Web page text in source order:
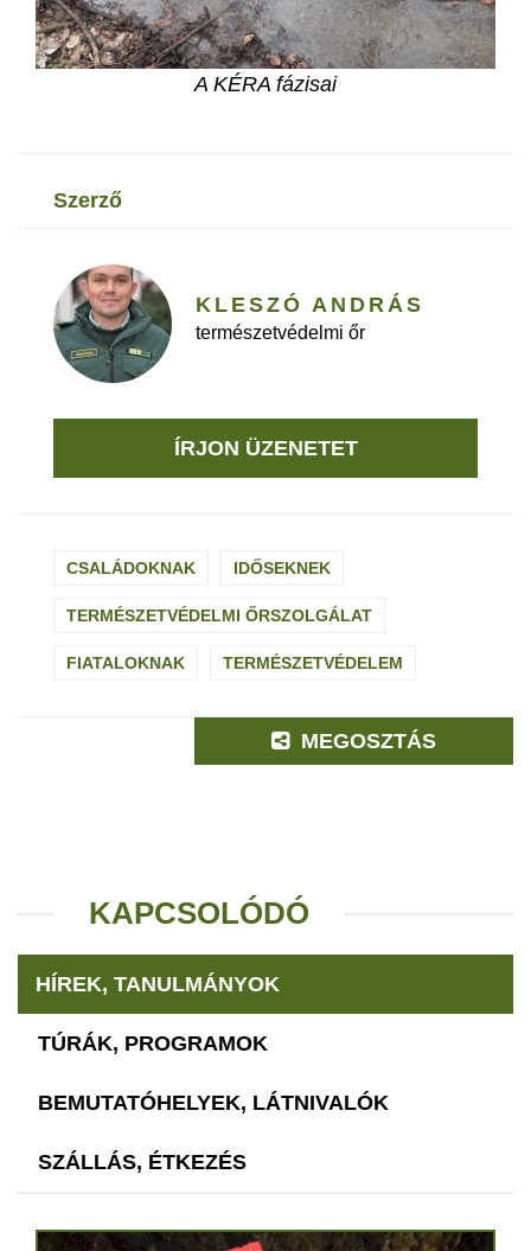
A KÉRA fázisai
szerző
KLESZÓ ANDRÁS
természetvédelmi őr
ÍRJON ÜZENETET
CSALÁDOKNAK IDŐSEKNEK
TERMÉSZETVÉDELMI ŐRSZOLGÁLAT
FIATALOKNAK TERMÉSZETVÉDELEM
MEGOSZTÁS
KAPCSOLÓDÓ
HÍREK, TANULMÁNYOK
TÚRÁK, PROGRAMOK
BEMUTATÓHELYEK, LÁTNIVALÓK
SZÁLLÁS, ÉTKEZÉS